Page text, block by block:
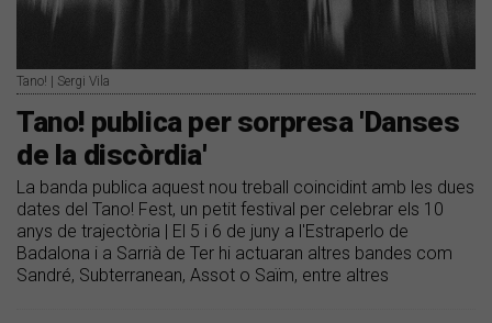
Tano! | Sergi Vila
Tano! publica per sorpresa 'Danses
de la discòrdia'
La banda publica aquest nou treball coincidint amb les dues
dates del Tano! Fest, un petit festival per celebrar els 10
anys de trajectòria | El 5 i 6 de juny a l'Estraperlo de
Badalona i a Sarrià de Ter hi actuaran altres bandes com
Sandré, Subterranean, Assot o Saïm, entre altres